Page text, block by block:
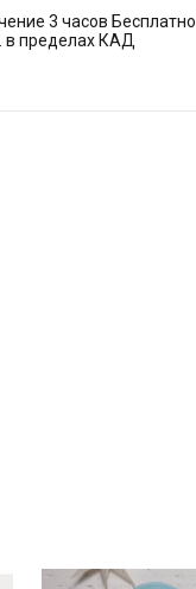
3 часов Бесплатно
в пределах КАД